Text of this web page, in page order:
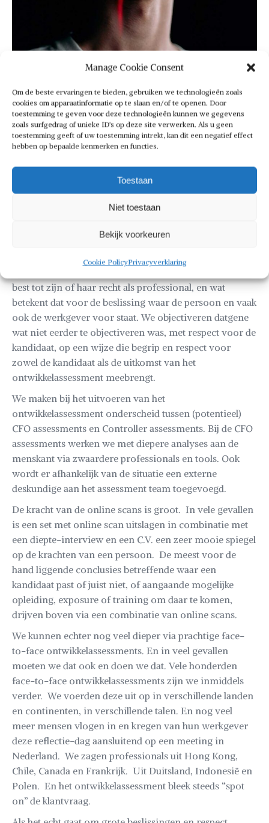
Manage Cookie Consent
Om de beste ervaringen te bieden, gebruiken we technologieën zoals
cookies om apparaatinformatie op te slaan en/of te openen. Door
toestemming te geven voor deze technologieën kunnen we gegevens
zoals surfgedrag of unieke ID's op deze site verwerken. Als u geen
toestemming geeft of uw toestemming intrekt, kan dit een negatief effect
hebben op bepaalde kenmerken en functies.
Toestaan
Niet toestaan
Bekijk voorkeuren
Cookie PolicyPrivacyverklaring
Hoe werkt het
ontwikkelassessment?
Het ontwikkelassessment geeft op prachtige wijze
de combinatie vakinhoudelijke kracht en menselijke
skills. Waar is het (gebrek aan) potentieel, hoe ontginnen
best tot zijn of haar recht als professional, en wat
betekent dat voor de beslissing waar de persoon en vaak
ook de werkgever voor staat. We objectiveren datgene
wat niet eerder te objectiveren was, met respect voor de
kandidaat, op een wijze die begrip en respect voor
zowel de kandidaat als de uitkomst van het
ontwikkelassessment meebrengt.
We maken bij het uitvoeren van het
ontwikkelassessment onderscheid tussen (potentieel)
CFO assessments en Controller assessments. Bij de CFO
assessments werken we met diepere analyses aan de
menskant via zwaardere professionals en tools. Ook
wordt er afhankelijk van de situatie een externe
deskundige aan het assessment team toegevoegd.
De kracht van de online scans is groot. In vele gevallen
is een set met online scan uitslagen in combinatie met
een diepte-interview en een C.V. een zeer mooie spiegel
op de krachten van een persoon. De meest voor de
hand liggende conclusies betreffende waar een
kandidaat past of juist niet, of aangaande mogelijke
opleiding, exposure of training om daar te komen,
drijven boven via een combinatie van online scans.
We kunnen echter nog veel dieper via prachtige face-
to-face ontwikkelassessments. En in veel gevallen
moeten we dat ook en doen we dat. Vele honderden
face-to-face ontwikkelassessments zijn we inmiddels
verder. We voerden deze uit op in verschillende landen
en continenten, in verschillende talen. En nog veel
meer mensen vlogen in en kregen van hun werkgever
deze reflectie-dag aansluitend op een meeting in
Nederland. We zagen professionals uit Hong Kong,
Chile, Canada en Frankrijk. Uit Duitsland, Indonesië en
Polen. En het ontwikkelassessment bleek steeds “spot
on” de klantvraag.